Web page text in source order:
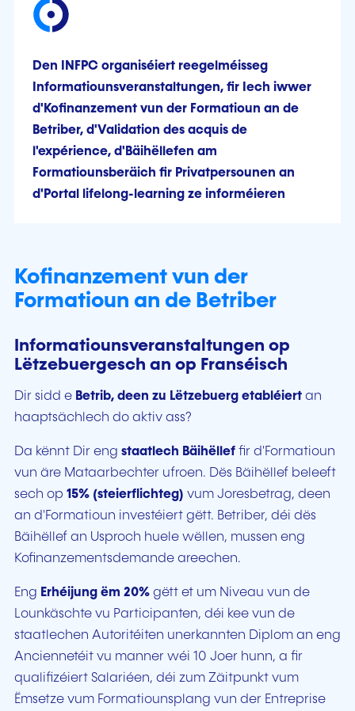
Den INFPC organiséiert reegelméisseg
Informatiounsveranstaltungen, fir Iech iwwer
d'Kofinanzement vun der Formatioun an de
Betriber, d'Validation des acquis de
l'expérience, d'Bäihëllefen am
Formatiounsberäich fir Privatpersounen an
d'Portal lifelong-learning ze informéieren
Kofinanzement vun der
Formatioun an de Betriber
Informatiounsveranstaltungen op
Lëtzebuergesch an op Franséisch
Dir sidd e Betrib, deen zu Lëtzebuerg etabléiert an
haaptsächlech do aktiv ass?
Da kënnt Dir eng staatlech Bäihëllef fir d'Formatioun
vun äre Mataarbechter ufroen. Dës Bäihëllef beleeft
sech op 15% (steierflichteg) vum Joresbetrag, deen
an d'Formatioun investéiert gëtt. Betriber, déi dës
Bäihëllef an Usproch huele wëllen, mussen eng
Kofinanzementsdemande areechen.
Eng Erhéijung ëm 20% gëtt et um Niveau vun de
Lounkäschte vu Participanten, déi kee vun de
staatlechen Autoritéiten unerkannten Diplom an eng
Anciennetéit vu manner wéi 10 Joer hunn, a fir
qualifizéiert Salariéen, déi zum Zäitpunkt vum
Ëmsetze vum Formatiounsplang vun der Entreprise